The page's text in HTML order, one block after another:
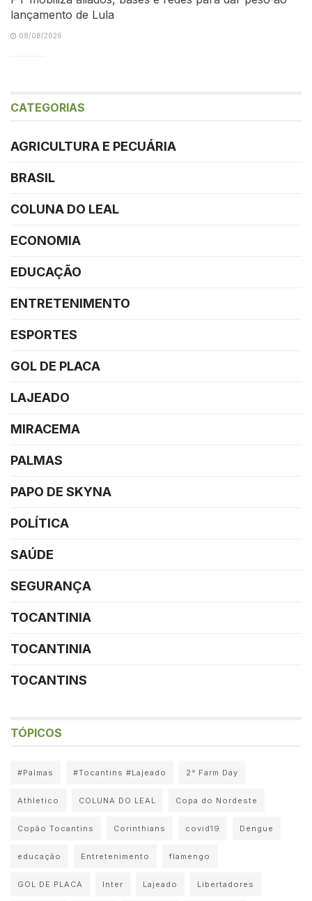
lançamento de Lula
08/08/2026
CATEGORIAS
AGRICULTURA E PECUÁRIA
BRASIL
COLUNA DO LEAL
ECONOMIA
EDUCAÇÃO
ENTRETENIMENTO
ESPORTES
GOL DE PLACA
LAJEADO
MIRACEMA
PALMAS
PAPO DE SKYNA
POLÍTICA
SAÚDE
SEGURANÇA
TOCANTINIA
TOCANTINIA
TOCANTINS
TÓPICOS
#Palmas #Tocantins #Lajeado 2° Farm Day
Athletico COLUNA DO LEAL Copa do Nordeste
Copão Tocantins Corinthians covid19 Dengue
educação Entretenimento flamengo
GOL DE PLACA Inter Lajeado Libertadores